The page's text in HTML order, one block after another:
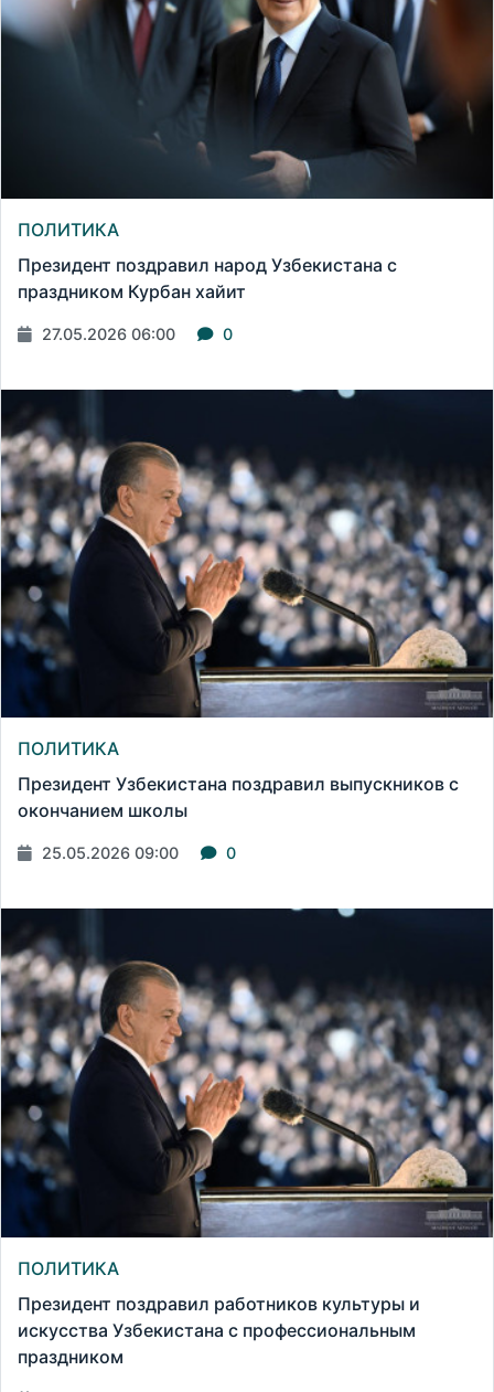
ПОЛИТИКА
Президент поздравил народ Узбекистана с
праздником Курбан хайит
27.05.2026 06:00 0
ПОЛИТИКА
Президент Узбекистана поздравил выпускников с
окончанием школы
25.05.2026 09:00 0
ПОЛИТИКА
Президент поздравил работников культуры и
искусства Узбекистана с профессиональным
праздником